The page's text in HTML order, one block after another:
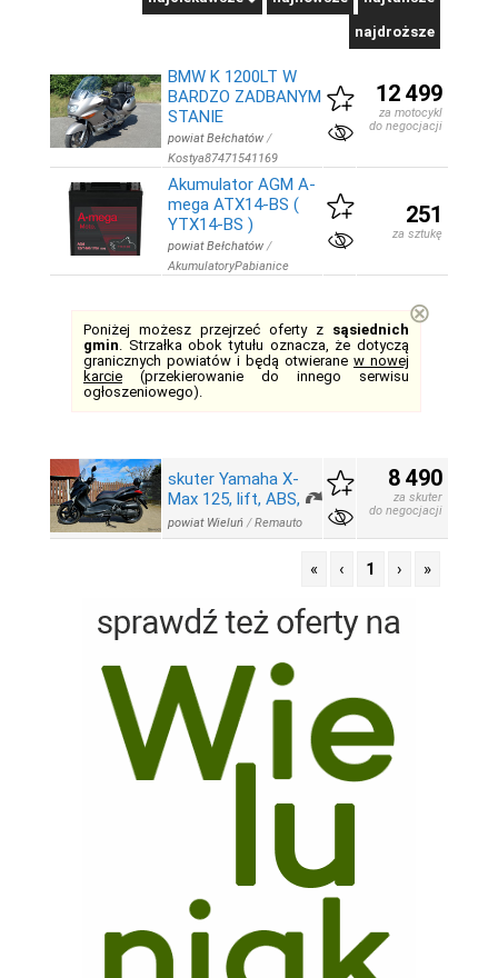
najdroższe
BMW K 1200LT W
BARDZO ZADBANYM
STANIE
powiat Bełchatów /
Kostya87471541169
12 499
za motocykl
do negocjacji
Akumulator AGM A-
mega ATX14-BS (
YTX14-BS )
powiat Bełchatów /
AkumulatoryPabianice
251
za sztukę
Poniżej możesz przejrzeć oferty z sąsiednich
gmin. Strzałka obok tytułu oznacza, że dotyczą
granicznych powiatów i będą otwierane w nowej
karcie (przekierowanie do innego serwisu
ogłoszeniowego).
⊗
skuter Yamaha X-
Max 125, lift, ABS,
powiat Wieluń /Remauto
8 490
za skuter
do negocjacji
« ‹ 1 › »